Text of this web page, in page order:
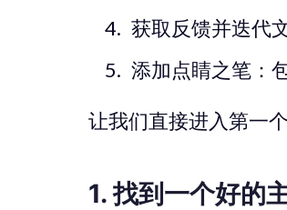
获取反馈并迭代
添加点睛之笔：
让我们直接进入第一
1. 找到一个好的